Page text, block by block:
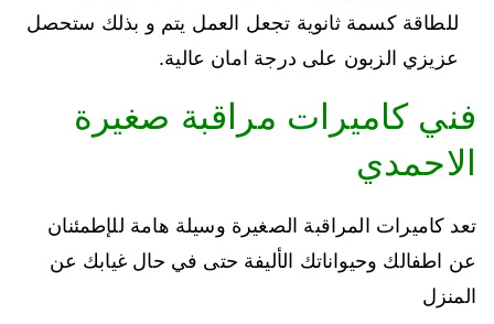
للطاقة كسمة ثانوية تجعل العمل يتم و بذلك ستحصل
عزيزي الزبون على درجة امان عالية.
فني كاميرات مراقبة صغيرة
الاحمدي
تعد كاميرات المراقبة الصغيرة وسيلة هامة للإطمئنان
عن اطفالك وحيواناتك الأليفة حتى في حال غيابك عن
المنزل